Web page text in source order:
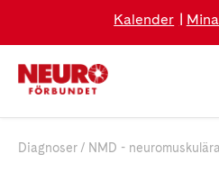
Kalender
Diagnoser NMD -